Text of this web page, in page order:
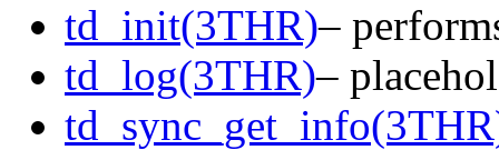
td_init(3THR)–
td_log(3THR)–